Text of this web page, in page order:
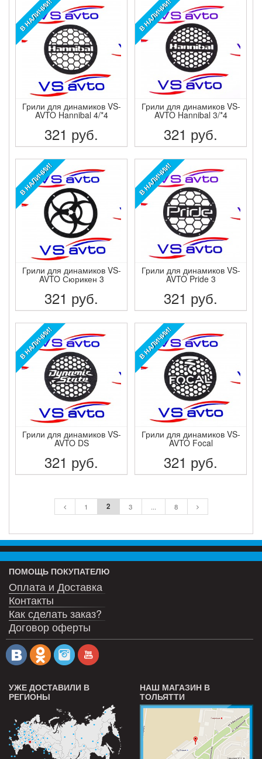
В НАЛИЧИИ!
Грили для динамиков VS-
AVTO Hannibal 4/*4
321 руб.
ПОДРОБНЕЕ
В НАЛИЧИИ!
Грили для динамиков VS-
AVTO Hannibal 3/*4
321 руб.
ПОДРОБНЕЕ
В НАЛИЧИИ!
Грили для динамиков VS-
AVTO Сюрикен 3
321 руб.
ПОДРОБНЕЕ
В НАЛИЧИИ!
Грили для динамиков VS-
AVTO Pride 3
321 руб.
ПОДРОБНЕЕ
В НАЛИЧИИ!
Грили для динамиков VS-
AVTO DS
321 руб.
В НАЛИЧИИ!
Грили для динамиков VS-
AVTO Focal
321 руб.
1 2 3 ... 8
ПОМОЩЬ ПОКУПАТЕЛЮ
Оплата и Доставка
Контакты
Как сделать заказ?
Договор оферты
УЖЕ ДОСТАВИЛИ В
РЕГИОНЫ
НАШ МАГАЗИН В
ТОЛЬЯТТИ